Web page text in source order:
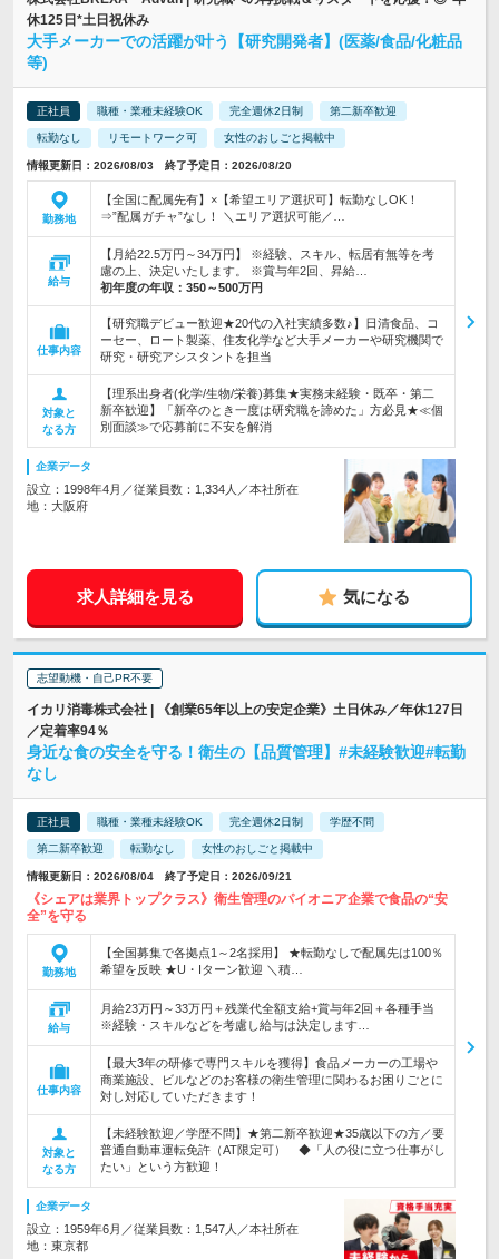
休125日*土日祝休み
大手メーカーでの活躍が叶う【研究開発者】(医薬/食品/化粧品
等)
正社員 職種・業種未経験OK 完全週休2日制 第二新卒歓迎
転勤なし リモートワーク可 女性のおしごと掲載中
情報更新日：2026/08/03 終了予定日：2026/08/20
勤務地
【全国に配属先有】×【希望エリア選択可】転勤なしOK！
⇒”配属ガチャ”なし！ ＼エリア選択可能／…
給与
【月給22.5万円～34万円】 ※経験、スキル、転居有無等を考
慮の上、決定いたします。 ※賞与年2回、昇給…
初年度の年収： 350～500万円
仕事内容
【研究職デビュー歓迎★20代の入社実績多数♪】日清食品、コ
ーセー、ロート製薬、住友化学など大手メーカーや研究機関で
研究・研究アシスタントを担当
対象と
なる方
【理系出身者(化学/生物/栄養)募集★実務未経験・既卒・第二
新卒歓迎】「新卒のとき一度は研究職を諦めた」方必見★≪個
別面談≫で応募前に不安を解消
企業データ
設立：1998年4月／従業員数：1,334人／本社所在
地：大阪府
求人詳細を見る 気になる
志望動機・自己PR不要
イカリ消毒株式会社 | 《創業65年以上の安定企業》土日休み／年休127日
／定着率94％
身近な食の安全を守る！衛生の【品質管理】#未経験歓迎#転勤
なし
正社員 職種・業種未経験OK 完全週休2日制 学歴不問
第二新卒歓迎 転勤なし 女性のおしごと掲載中
情報更新日：2026/08/04 終了予定日：2026/09/21
《シェアは業界トップクラス》衛生管理のパイオニア企業で食品の“安
全”を守る
勤務地
【全国募集で各拠点1～2名採用】 ★転勤なしで配属先は100％
希望を反映 ★U・Iターン歓迎 ＼積…
給与
月給23万円～33万円＋残業代全額支給+賞与年2回＋各種手当
※経験・スキルなどを考慮し給与は決定します…
仕事内容
【最大3年の研修で専門スキルを獲得】食品メーカーの工場や
商業施設、ビルなどのお客様の衛生管理に関わるお困りごとに
対し対応していただきます！
対象と
なる方
【未経験歓迎／学歴不問】★第二新卒歓迎★35歳以下の方／要
普通自動車運転免許（AT限定可） ◆「人の役に立つ仕事がし
たい」という方歓迎！
企業データ
設立：1959年6月／従業員数：1,547人／本社所在
地：東京都